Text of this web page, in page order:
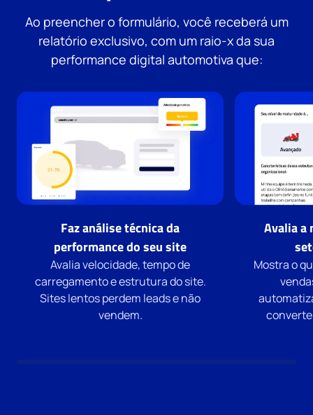
Ao preencher o formulário, você receberá um
relatório exclusivo, com um raio-x da sua
performance digital automotiva que:
Faz análise técnica da
performance do seu site
Avalia velocidade, tempo de
carregamento e estrutura do site.
Sites lentos perdem leads e não
vendem.
Avalia a
Mostra o